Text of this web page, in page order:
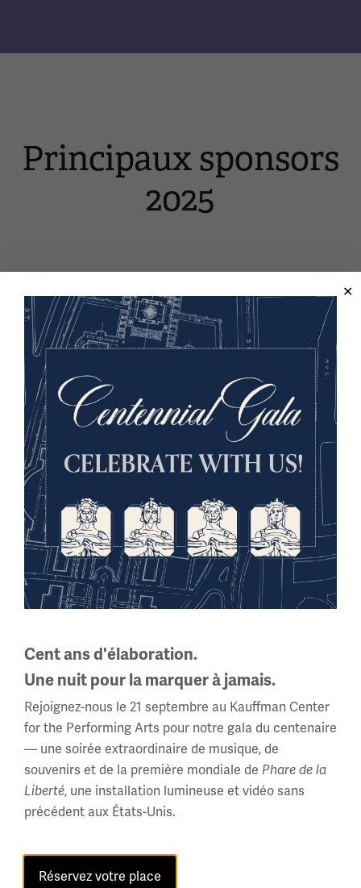
Principaux sponsors
2025
Shirley et Barnett C. Helzberg Jr.
Image(s)
Neal et Angela Sharma
Sponsors mécènes
2025
Image(s)
Cent ans d'élaboration.
Une nuit pour la marquer à jamais.
Rejoignez-nous le 21 septembre au Kauffman Center
for the Performing Arts pour notre gala du centenaire
— une soirée extraordinaire de musique, de
souvenirs et de la première mondiale de Phare de la
Liberté, une installation lumineuse et vidéo sans
précédent aux États-Unis.
Réservez votre place